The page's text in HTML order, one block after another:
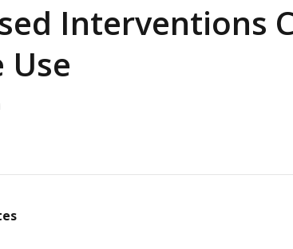
Interventions
Use